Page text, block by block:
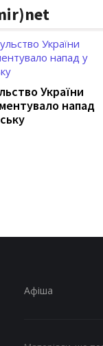
України
напад
Афіша